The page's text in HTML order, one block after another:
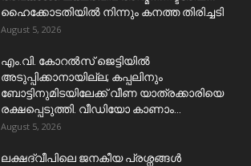
ഹൈക്കോടതിയിൽ നിന്നും കനത്ത തിരിച്ചടി
August 5, 2026
​എം.വി. കോറൽസ് ജെട്ടിയിൽ
അടുപ്പിക്കാനായില്ല; കപ്പലിനും
ബോട്ടിനുമിടയിലേക്ക് വീണ യാത്രക്കാരിയെ
രക്ഷപ്പെടുത്തി. വീഡിയോ കാണാം...
August 5, 2026
ലക്ഷദ്വീപിലെ ജനകീയ പ്രശ്നങ്ങൾ